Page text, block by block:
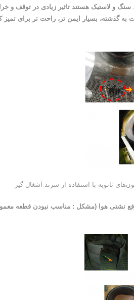
متر و از جنس آهن، چوب، سنگ و لاستیک هستند تاثیر زیادی در توقف و
گذشته، بسیار ایمن تر، راحت تر برای تمیز
نشتی هوا (مشکل : مناسب نبودن قطعه